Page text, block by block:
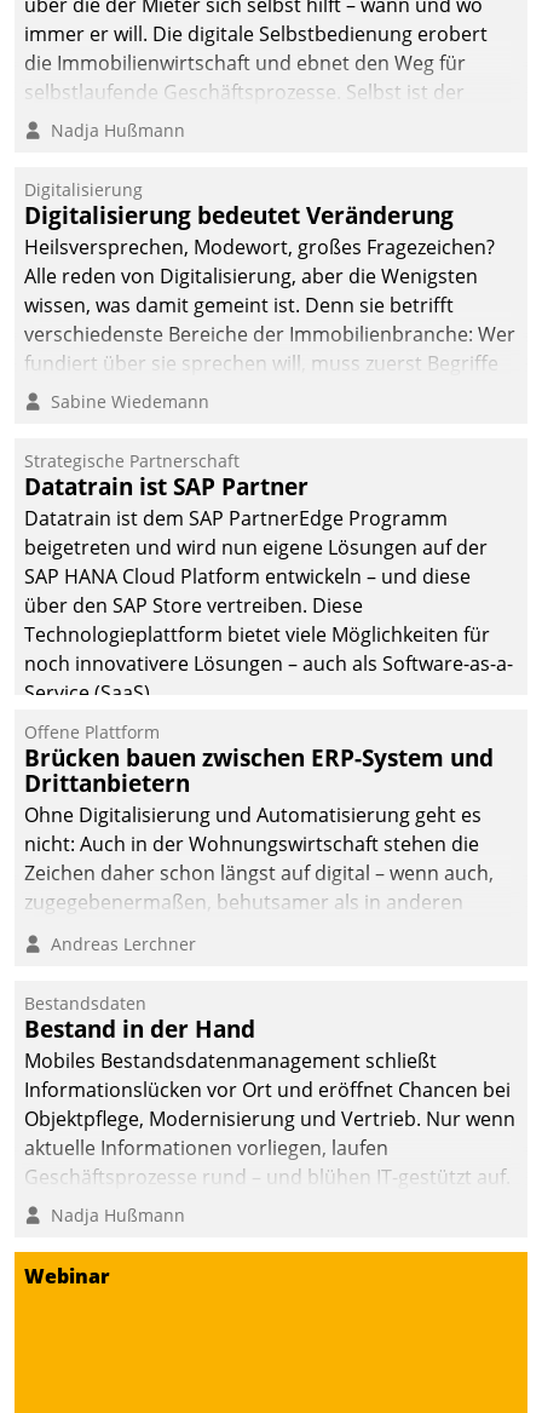
immer er will. Die digitale Selbstbedienung erobert
die Immobilienwirtschaft und ebnet den Weg für
selbstlaufende Geschäftsprozesse. Selbst ist der
Kunde und smart der Serviceanbieter.
Nadja Hußmann
Digitalisierung
Digitalisierung bedeutet Veränderung
Heilsversprechen, Modewort, großes Fragezeichen?
Alle reden von Digitalisierung, aber die Wenigsten
wissen, was damit gemeint ist. Denn sie betrifft
verschiedenste Bereiche der Immobilienbranche: Wer
fundiert über sie sprechen will, muss zuerst Begriffe
klären. Ein Aspekt ist die betriebliche Optimierung:
Einsparungen durch optimierte und automatisierte
Prozesse. Doch man darf nicht zu viel erwarten: Allein
mit der Einführung einer neuen Software ist es nicht
getan. Die Digitalisierung erfordert von Unternehmen
die Bereitschaft, sich zu überprüfen, zu hinterfragen
und zu verändern.
Sabine Wiedemann
Strategische Partnerschaft
Datatrain ist SAP Partner
Datatrain ist dem SAP PartnerEdge Programm
beigetreten und wird nun eigene Lösungen auf der
SAP HANA Cloud Platform entwickeln – und diese
über den SAP Store vertreiben. Diese
Technologieplattform bietet viele Möglichkeiten für
noch innovativere Lösungen – auch als Software-as-a-
Service (SaaS).
Offene Plattform
Brücken bauen zwischen ERP-System und
Drittanbietern
Ohne Digitalisierung und Automatisierung geht es
nicht: Auch in der Wohnungswirtschaft stehen die
Zeichen daher schon längst auf digital – wenn auch,
zugegebenermaßen, behutsamer als in anderen
Branchen.
Andreas Lerchner
Bestandsdaten
Bestand in der Hand
Mobiles Bestandsdatenmanagement schließt
Informationslücken vor Ort und eröffnet Chancen bei
Objektpflege, Modernisierung und Vertrieb. Nur wenn
aktuelle Informationen vorliegen, laufen
Geschäftsprozesse rund – und blühen IT-gestützt auf.
Nadja Hußmann
Webinar